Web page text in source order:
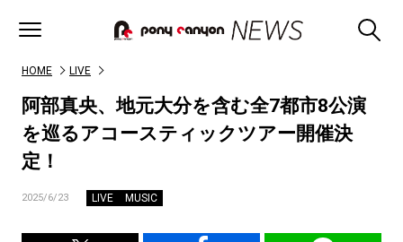
HOME LIVE
阿部真央、地元大分を含む全7都市8公演
を巡るアコースティックツアー開催決
定！
2025/6/23 LIVE MUSIC